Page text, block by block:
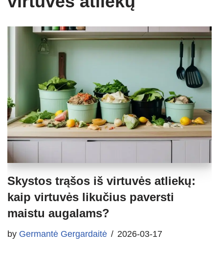
Skystos trąšos iš virtuvės atliekų:
kaip virtuvės likučius paversti
maistu augalams?
by Germantė Gergardaitė 2026-03-17